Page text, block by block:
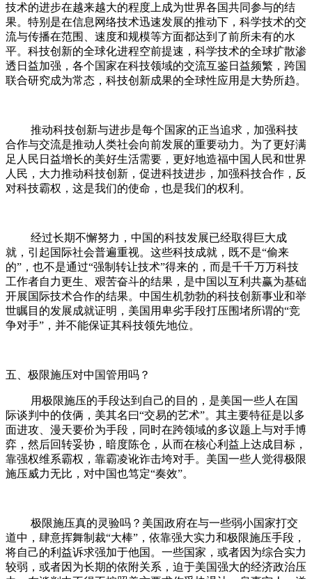
技术的进步在越来越大的程度上成为世界各国共同参与的结
果。特别是在信息网络技术迅速发展的推动下，科学技术的交
流与传播在范围、速度和规模等方面都达到了前所未有的水
平。科技创新的全球化进程空前提速，科学技术的全球扩散渗
透日益加强，各个国家在科技领域的交流互鉴日益频繁，跨国
联合研究成为常态，科技创新成果的全球性应用是大势所趋。
推动科技创新与进步是每个国家的正当追求，加强科技
合作与交流是推动人类社会向前发展的重要动力。为了更好满
足人民日益增长的美好生活需要，更好地造福中国人民和世界
人民，大力推动科技创新，促进科技进步，加强科技合作，反
对科技霸权，这是我们的使命，也是我们的权利。
经过长期不懈努力，中国的科技发展已经取得巨大成
就，引起国际社会普遍重视。这些科技成就，既不是“偷来
的”，也不是通过“强制转让技术”得来的，而是千千万万科技
工作者自力更生、艰苦奋斗的结果，是中国以互利共赢为基础
开展国际技术合作的结果。中国生机勃勃的科技创新事业和举
世瞩目的发展成就证明，美国用卑劣手段打压围堵所谓的“竞
争对手”，并不能保证其科技领先地位。
五、极限施压对中国管用吗？
用极限施压的手段达到自己的目的，是美国一些人在国
际谈判中的伎俩，美其名曰“交易的艺术”。其主要特征是以多
面进攻、漫天要价为手段，同时在跨领域的多议题上与对手博
弈，然后回转妥协，暗度陈仓，从而在核心利益上达成目标，
靠强权维系霸权，靠霸凌讹诈击垮对手。美国一些人觉得极限
施压威力无比，对中国也笃定“奏效”。
极限施压真的灵验吗？美国政府在与一些弱小国家打交
道中，肆意挥舞制裁“大棒”，依靠强大实力和极限施压手段，
将自己的利益诉求强加于他国。一些国家，或者因为综合实力
较弱，或者因为长期的依附关系，迫于美国强大的经济政治压